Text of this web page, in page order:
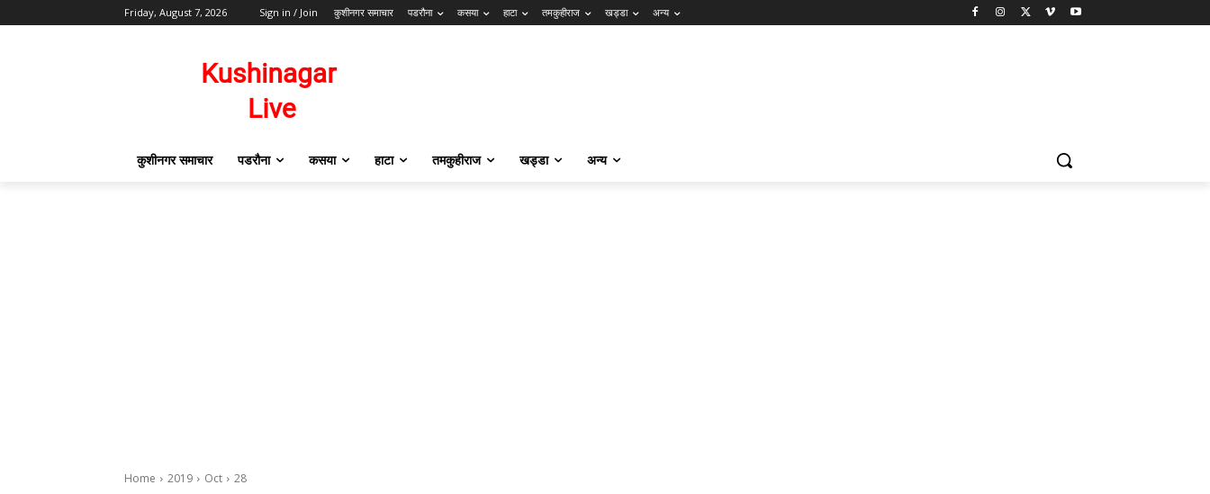
Friday, August 7, 2026 Sign in / Join कुशीनगर समाचार पडरौना कसया हाटा तमकुहीराज खड्डा अन्य
कुशीनगर समाचार पडरौना कसया हाटा तमकुहीराज खड्डा अन्य
Home 2019 Oct 28